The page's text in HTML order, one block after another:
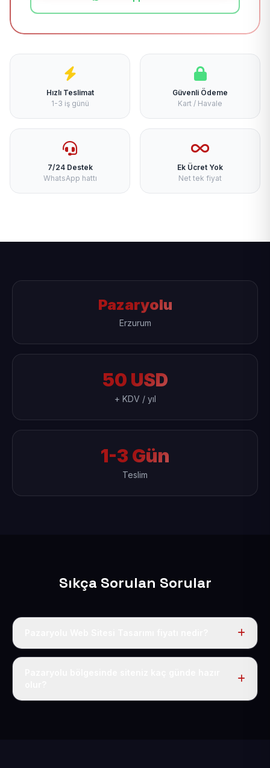
Hızlı Teslimat
1-3 iş günü
Güvenli Ödeme
Kart / Havale
7/24 Destek
WhatsApp hattı
Ek Ücret Yok
Net tek fiyat
Pazaryolu
Erzurum
50 USD
+ KDV / yıl
1-3 Gün
Teslim
Sıkça Sorulan Sorular
Tek fiyat uygulanır: yıllık 50 USD + KDV. Bu bedele alan